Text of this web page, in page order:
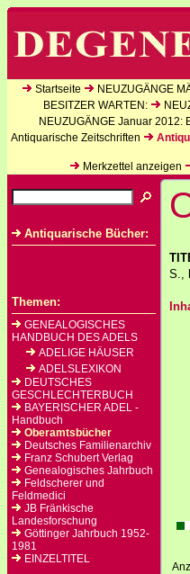
Startseite NEUZUGÄNGE
BESITZER WARTEN:
NEUZUGÄNGE Januar 2012:
Antiquarische Zeitschriften
Merkzettel anzeigen
Antiquarische Bücher:
Themen:
GENEALOGISCHES
HANDBUCH DES ADELS
ADELIGE HÄUSER
ADELSLEXIKON
DEUTSCHES
GESCHLECHTERBUCH
BAYERISCHER ADEL -
Handbuch
Oberamtsbücher
Deutsches Familienarchiv
Franz Schubert Verlag
Genealogisches Jahrbuch
Feldscherer und
Feldmedici
JB Fränkische
Landesforschung
Göttinger Jahrbuch 1952-
1981
EINZELTITEL
S.,